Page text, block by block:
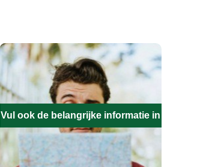
Vul ook de belangrijke informatie in